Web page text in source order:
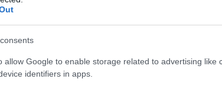
allow Google to enable storage related to advertising like
identifiers in apps.
helyét valami sokkal komorabb és
és cél. Tinédzserként minden lehetőséget
meghallgatták. Tizennégy évesen már a farmon
írt, és az álomhoz, amit nem akart feladni.